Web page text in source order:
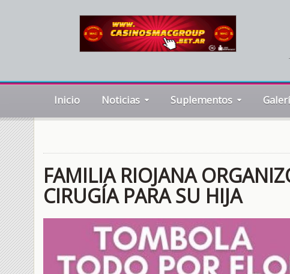
Inicio Noticias Suplementos
FAMILIA RIOJANA
CIRUGÍA PARA SU HIJA